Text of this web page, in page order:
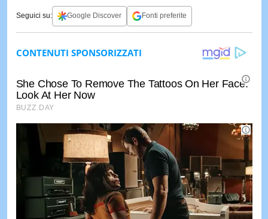
Seguici su: Google Discover Fonti preferite